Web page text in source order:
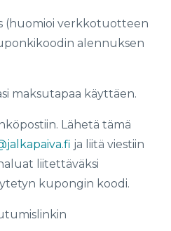
(huomioi verkkotuotteen
alennuksen
maksutapaa käyttäen.
Lähetä tämä
ja liitä viestiin
liitettäväksi
kupongin koodi.